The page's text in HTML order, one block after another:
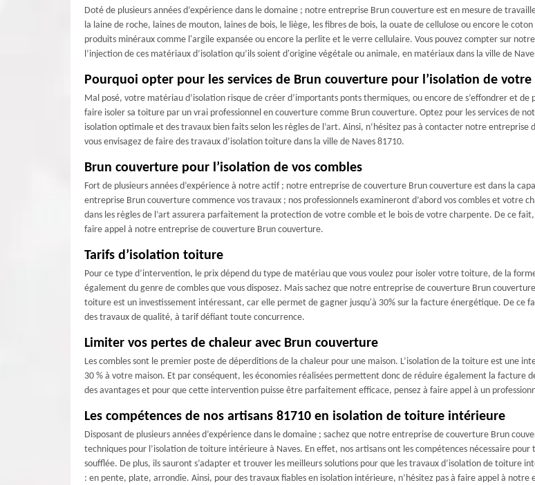
Doté de plusieurs années d’expérience dans le domaine ; notre entreprise Brun couverture est en mesure de
la laine de roche, laines de mouton, laines de bois, le liège, les fibres de bois, la ouate de cellulose ou encore le
produits minéraux comme l'argile expansée ou encore la perlite et le verre cellulaire. Vous pouvez compter sur
l’injection de ces matériaux d’isolation qu’ils soient d'origine végétale ou animale, en matériaux dans la ville de
Pourquoi opter pour les services de Brun couverture pour l’isolation de
Mal posé, votre matériau d’isolation risque de créer d’importants ponts thermiques, ou encore de s’effondrer et
faire isoler sa toiture par un vrai professionnel en couverture comme Brun couverture. Optez pour les services de
isolation optimale et des travaux bien faits selon les règles de l’art. Ainsi, n’hésitez pas à contacter notre
vous envisagez de faire des travaux d’isolation toiture dans la ville de Naves 81710.
Brun couverture pour l’isolation de vos combles
Fort de plusieurs années d’expérience à notre actif ; notre entreprise de couverture Brun couverture est dans la
entreprise Brun couverture commence vos travaux ; nos professionnels examineront d’abord vos combles et votre
dans les règles de l’art assurera parfaitement la protection de votre comble et le bois de votre charpente. De ce
faire appel à notre entreprise de couverture Brun couverture.
Tarifs d’isolation toiture
Pour ce type d’intervention, le prix dépend du type de matériau que vous voulez pour isoler votre toiture, de la
également du genre de combles que vous disposez. Mais sachez que notre entreprise de couverture Brun
toiture est un investissement intéressant, car elle permet de gagner jusqu'à 30% sur la facture énergétique. De
des travaux de qualité, à tarif défiant toute concurrence.
Limiter vos pertes de chaleur avec Brun couverture
Les combles sont le premier poste de déperditions de la chaleur pour une maison. L’isolation de la toiture est une
30 % à votre maison. Et par conséquent, les économies réalisées permettent donc de réduire également la facture
des avantages et pour que cette intervention puisse être parfaitement efficace, pensez à faire appel à un
Les compétences de nos artisans 81710 en isolation de toiture intérieure
Disposant de plusieurs années d’expérience dans le domaine ; sachez que notre entreprise de couverture Brun
techniques pour l’isolation de toiture intérieure à Naves. En effet, nos artisans ont les compétences nécessaire
soufflée. De plus, ils sauront s’adapter et trouver les meilleurs solutions pour que les travaux d’isolation de toiture
: en pente, plate, arrondie. Ainsi, pour des travaux fiables en isolation intérieure, n’hésitez pas à faire appel à